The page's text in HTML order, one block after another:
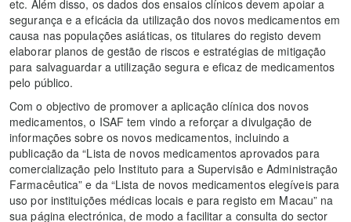
etc. Além disso, os dados dos ensaios clínicos devem apoiar a
segurança e a eficácia da utilização dos novos medicamentos em
causa nas populações asiáticas, os titulares do registo devem
elaborar planos de gestão de riscos e estratégias de mitigação
para salvaguardar a utilização segura e eficaz de medicamentos
pelo público.
Com o objectivo de promover a aplicação clínica dos novos
medicamentos, o ISAF tem vindo a reforçar a divulgação de
informações sobre os novos medicamentos, incluindo a
publicação da “Lista de novos medicamentos aprovados para
comercialização pelo Instituto para a Supervisão e Administração
Farmacêutica” e da “Lista de novos medicamentos elegíveis para
uso por instituições médicas locais e para registo em Macau” na
sua página electrónica, de modo a facilitar a consulta do sector